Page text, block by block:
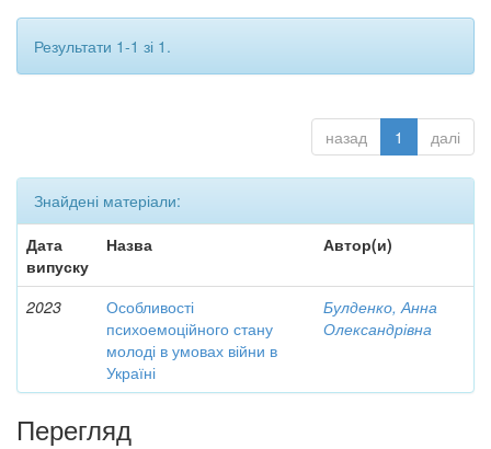
Результати 1-1 зі 1.
назад 1 далі
Знайдені матеріали:
Дата
випуску
Назва Автор(и)
2023
Особливості
психоемоційного стану
молоді в умовах війни в
Україні
Булденко, Анна
Олександрівна
Перегляд